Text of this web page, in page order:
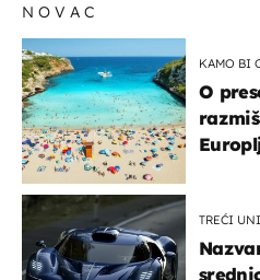
NOVAC
KAMO BI
O
TREĆI